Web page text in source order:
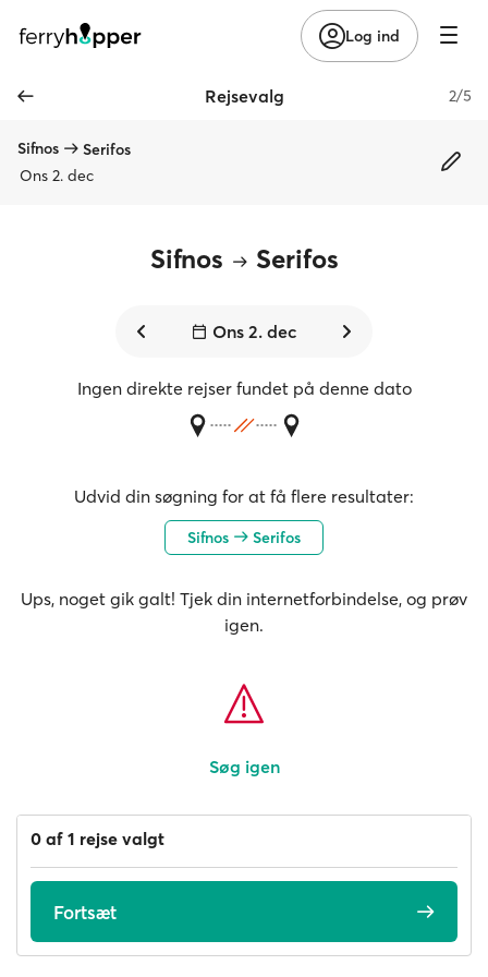
Log ind
Rejsevalg 2/5
Sifnos
Serifos
Ons 2. dec
Sifnos Serifos
Ons 2. dec
Ingen direkte rejser fundet på denne dato
Udvid din søgning for at få flere resultater:
Sifnos Serifos
Ups, noget gik galt! Tjek din internetforbindelse, og prøv
igen.
Søg igen
0 af 1 rejse valgt
Fortsæt